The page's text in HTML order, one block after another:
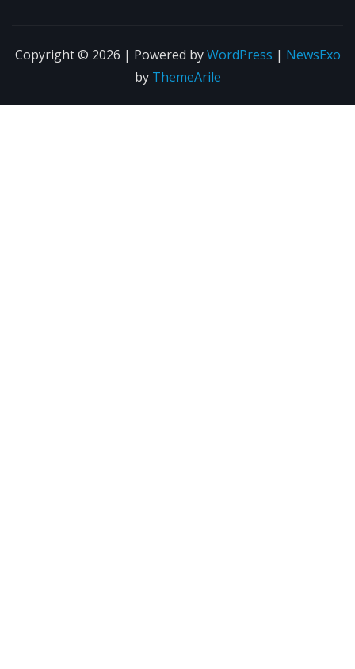
Copyright © 2026 | Powered byWordPress | NewsExo
by ThemeArile